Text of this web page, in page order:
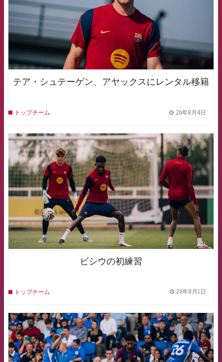
テア・シュテーゲン、アヤックスにレンタル移籍
トップチーム 26年8月4日
FCB Barcelona badge
ビシウの初練習
トップチーム 26年8月1日
FCB Barcelona badge